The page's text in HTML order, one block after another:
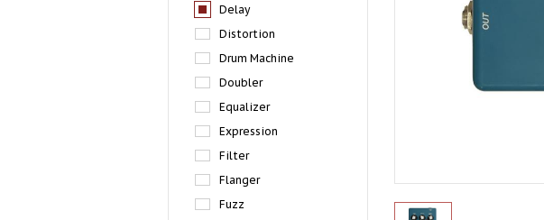
Delay
Distortion
Drum Machine
Doubler
Equalizer
Expression
Filter
Flanger
Fuzz